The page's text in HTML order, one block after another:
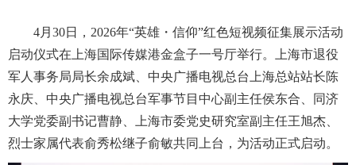
4月30日，2026年“英雄・信仰”红色短视频征集展示活动
启动仪式在上海国际传媒港金盒子一号厅举行。上海市退役
军人事务局局长余成斌、中央广播电视总台上海总站站长陈
永庆、中央广播电视总台军事节目中心副主任侯东合、同济
大学党委副书记曹静、上海市委党史研究室副主任王旭杰、
烈士家属代表俞秀松继子俞敏共同上台，为活动正式启动。